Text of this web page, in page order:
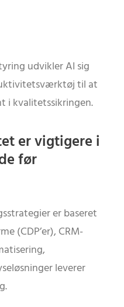
udvikler AI sig
til at
i kvalitetssikringen.
er vigtigere i
før
er baseret
(CDP’er), CRM-
leverer